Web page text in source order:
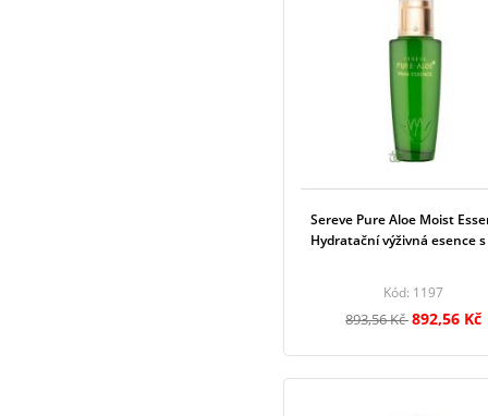
Sereve Pure Aloe Moist
Hydratační výživná esence
Kód: 1197
893,56 Kč892,56 Kč